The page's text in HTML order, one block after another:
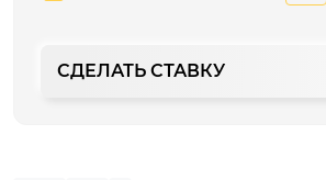
СДЕЛАТЬ СТАВКУ